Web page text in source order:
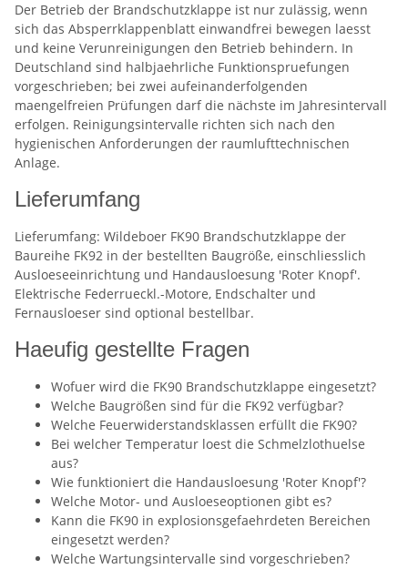
Der Betrieb der Brandschutzklappe ist nur zulässig, wenn
sich das Absperrklappenblatt einwandfrei bewegen laesst
und keine Verunreinigungen den Betrieb behindern. In
Deutschland sind halbjaehrliche Funktionspruefungen
vorgeschrieben; bei zwei aufeinanderfolgenden
maengelfreien Prüfungen darf die nächste im Jahresintervall
erfolgen. Reinigungsintervalle richten sich nach den
hygienischen Anforderungen der raumlufttechnischen
Anlage.
Lieferumfang
Lieferumfang: Wildeboer FK90 Brandschutzklappe der
Baureihe FK92 in der bestellten Baugröße, einschliesslich
Ausloeseeinrichtung und Handausloesung 'Roter Knopf'.
Elektrische Federrueckl.-Motore, Endschalter und
Fernausloeser sind optional bestellbar.
Haeufig gestellte Fragen
Wofuer wird die FK90 Brandschutzklappe eingesetzt?
Welche Baugrößen sind für die FK92 verfügbar?
Welche Feuerwiderstandsklassen erfüllt die FK90?
Bei welcher Temperatur loest die Schmelzlothuelse
aus?
Wie funktioniert die Handausloesung 'Roter Knopf'?
Welche Motor- und Ausloeseoptionen gibt es?
Kann die FK90 in explosionsgefaehrdeten Bereichen
eingesetzt werden?
Welche Wartungsintervalle sind vorgeschrieben?